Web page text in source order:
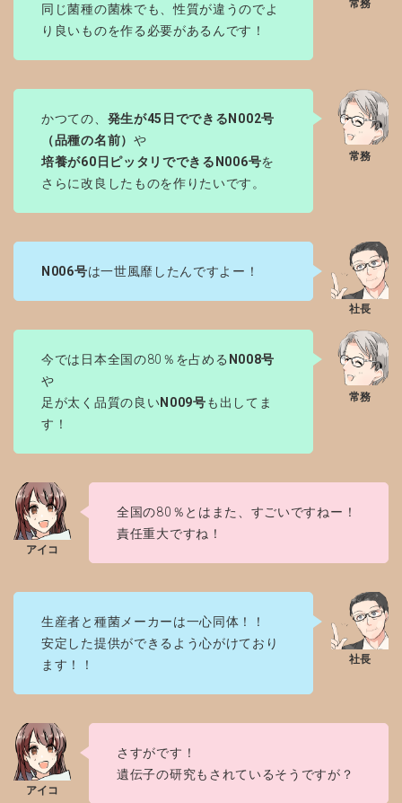
同じ菌種の菌株でも、性質が違うのでよ
り良いものを作る必要があるんです！
かつての、 発生が45日でできるN002号
（品種の名前） や
培養が60日ピッタリでできるN006号を
さらに改良したものを作りたいです。
N006号は一世風靡したんですよー！
今では日本全国の80％を占める N008号
や
足が太く品質の良いN009号も出してま
す！
全国の80％とはまた、すごいですねー！
責任重大ですね！
生産者と種菌メーカーは一心同体！！
安定した提供ができるよう心がけており
ます！！
さすがです！
遺伝子の研究もされているそうですが？